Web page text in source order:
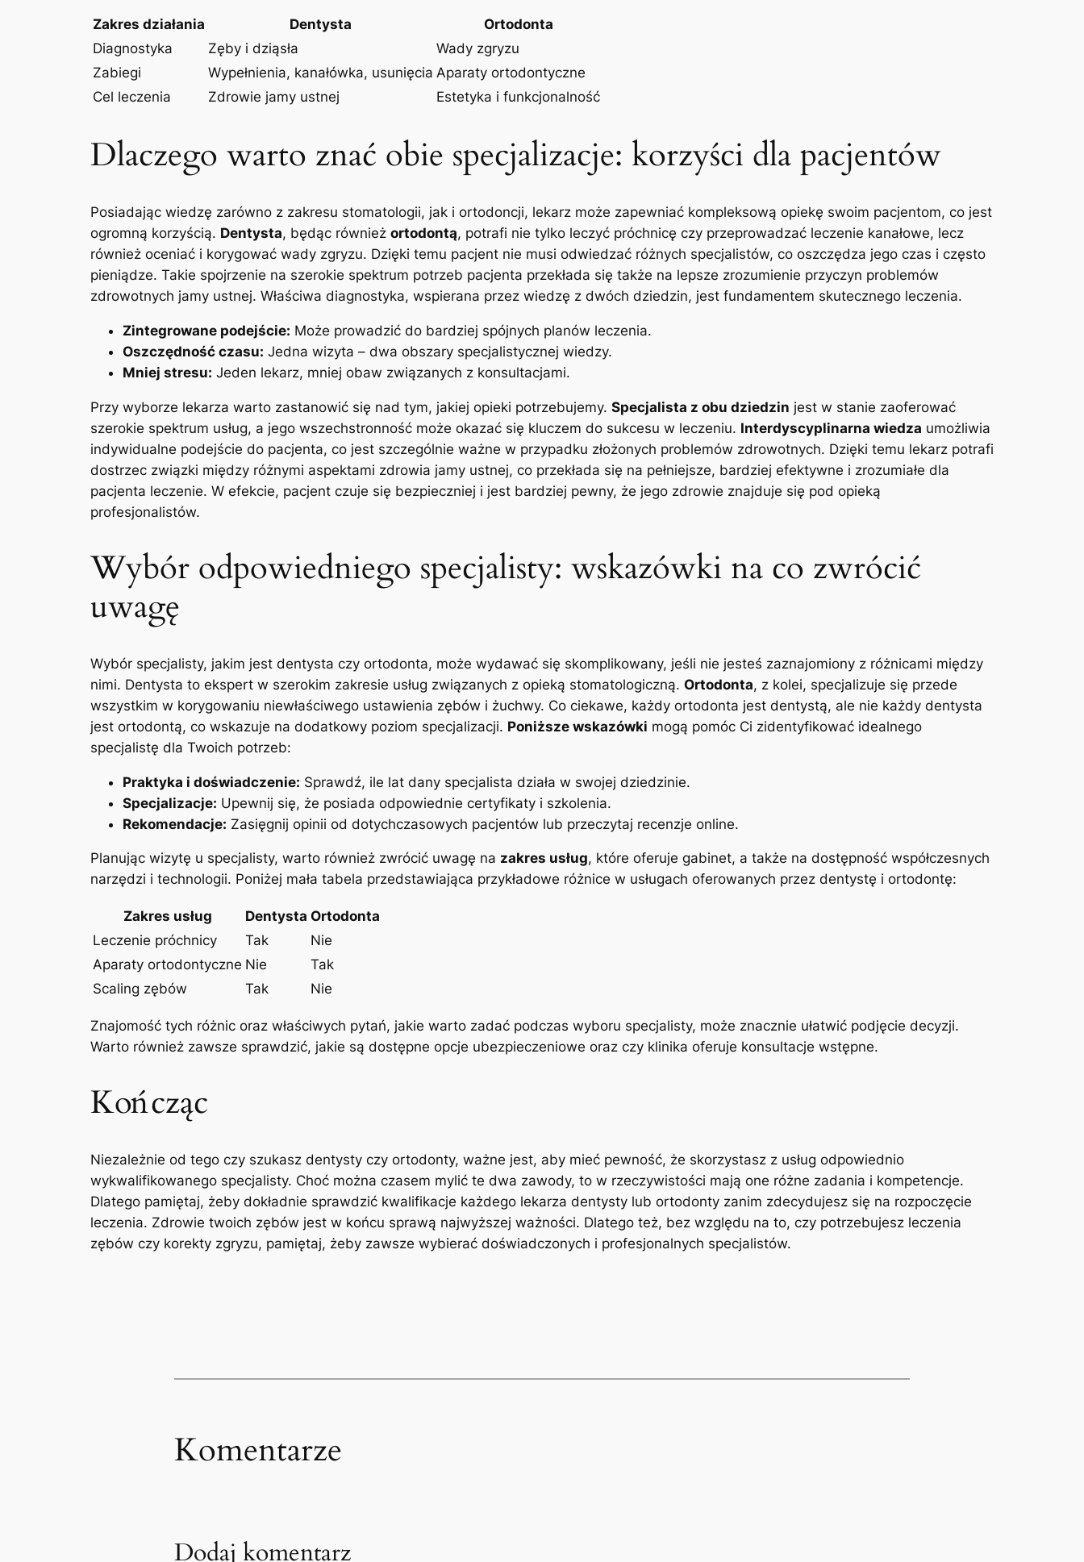
Zakres działania Dentysta
Ortodonta
Diagnostyka
Zęby i dziąsła
Wady zgryzu
Zabiegi
Wypełnienia, kanałówka, usunięcia Aparaty ortodontyczne
Cel leczenia
Zdrowie jamy ustnej Estetyka i funkcjonalność
Dlaczego warto znać obie specjalizacje: korzyści dla pacjentów
Posiadając wiedzę zarówno z zakresu stomatologii, jak i ortodoncji, lekarz może zapewniać kompleksową opiekę swoim pacjentom, co jest
ogromną korzyścią. Dentysta, będąc również ortodontą, potrafi nie tylko leczyć próchnicę czy przeprowadzać leczenie kanałowe, lecz
również oceniać i korygować wady zgryzu. Dzięki temu pacjent nie musi odwiedzać różnych specjalistów, co oszczędza jego czas i często
pieniądze. Takie spojrzenie na szerokie spektrum potrzeb pacjenta przekłada się także na lepsze zrozumienie przyczyn problemów
zdrowotnych jamy ustnej. Właściwa diagnostyka, wspierana przez wiedzę z dwóch dziedzin, jest fundamentem skutecznego leczenia.
Zintegrowane podejście: Może prowadzić do bardziej spójnych planów leczenia.
Oszczędność czasu: Jedna wizyta – dwa obszary specjalistycznej wiedzy.
Mniej stresu: Jeden lekarz, mniej obaw związanych z konsultacjami.
Przy wyborze lekarza warto zastanowić się nad tym, jakiej opieki potrzebujemy. Specjalista z obu dziedzin jest w stanie zaoferować
szerokie spektrum usług, a jego wszechstronność może okazać się kluczem do sukcesu w leczeniu. Interdyscyplinarna wiedza umożliwia
indywidualne podejście do pacjenta, co jest szczególnie ważne w przypadku złożonych problemów zdrowotnych. Dzięki temu lekarz potrafi
dostrzec związki między różnymi aspektami zdrowia jamy ustnej, co przekłada się na pełniejsze, bardziej efektywne i zrozumiałe dla
pacjenta leczenie. W efekcie, pacjent czuje się bezpieczniej i jest bardziej pewny, że jego zdrowie znajduje się pod opieką
profesjonalistów.
Wybór odpowiedniego specjalisty: wskazówki na co zwrócić
uwagę
Wybór specjalisty, jakim jest dentysta czy ortodonta, może wydawać się skomplikowany, jeśli nie jesteś zaznajomiony z różnicami między
nimi. Dentysta to ekspert w szerokim zakresie usług związanych z opieką stomatologiczną. Ortodonta, z kolei, specjalizuje się przede
wszystkim w korygowaniu niewłaściwego ustawienia zębów i żuchwy. Co ciekawe, każdy ortodonta jest dentystą, ale nie każdy dentysta
jest ortodontą, co wskazuje na dodatkowy poziom specjalizacji. Poniższe wskazówki mogą pomóc Ci zidentyfikować idealnego
specjalistę dla Twoich potrzeb:
Praktyka i doświadczenie: Sprawdź, ile lat dany specjalista działa w swojej dziedzinie.
Specjalizacje: Upewnij się, że posiada odpowiednie certyfikaty i szkolenia.
Rekomendacje: Zasięgnij opinii od dotychczasowych pacjentów lub przeczytaj recenzje online.
Planując wizytę u specjalisty, warto również zwrócić uwagę na zakres usług, które oferuje gabinet, a także na dostępność współczesnych
narzędzi i technologii. Poniżej mała tabela przedstawiająca przykładowe różnice w usługach oferowanych przez dentystę i ortodontę:
Zakres usług Dentysta Ortodonta
Leczenie próchnicy
Tak
Nie
Aparaty ortodontyczne Nie
Tak
Scaling zębów
Tak Nie
Znajomość tych różnic oraz właściwych pytań, jakie warto zadać podczas wyboru specjalisty, może znacznie ułatwić podjęcie decyzji.
Warto również zawsze sprawdzić, jakie są dostępne opcje ubezpieczeniowe oraz czy klinika oferuje konsultacje wstępne.
Kończąc
Niezależnie od tego czy szukasz dentysty czy ortodonty, ważne jest, aby mieć pewność, że skorzystasz z usług odpowiednio
wykwalifikowanego specjalisty. Choć można czasem mylić te dwa zawody, to w rzeczywistości mają one różne zadania i kompetencje.
Dlatego pamiętaj, żeby dokładnie sprawdzić kwalifikacje każdego lekarza dentysty lub ortodonty zanim zdecydujesz się na rozpoczęcie
leczenia. Zdrowie twoich zębów jest w końcu sprawą najwyższej ważności. Dlatego też, bez względu na to, czy potrzebujesz leczenia
zębów czy korekty zgryzu, pamiętaj, żeby zawsze wybierać doświadczonych i profesjonalnych specjalistów.
Komentarze
Dodaj komentarz